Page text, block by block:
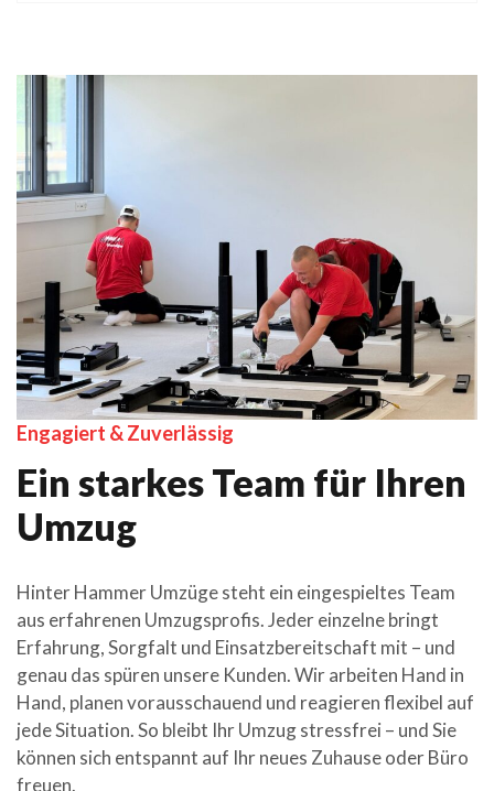
Engagiert & Zuverlässig
Ein starkes Team für Ihren
Umzug
Hinter Hammer Umzüge steht ein eingespieltes Team
aus erfahrenen Umzugsprofis. Jeder einzelne bringt
Erfahrung, Sorgfalt und Einsatzbereitschaft mit – und
genau das spüren unsere Kunden. Wir arbeiten Hand in
Hand, planen vorausschauend und reagieren flexibel auf
jede Situation. So bleibt Ihr Umzug stressfrei – und Sie
können sich entspannt auf Ihr neues Zuhause oder Büro
freuen.